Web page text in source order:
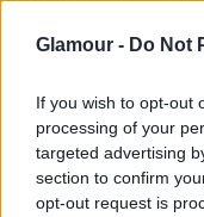
Glamour - Do Not
If you wish to opt-out
processing of your
targeted advertising
section to confirm
opt-out request is